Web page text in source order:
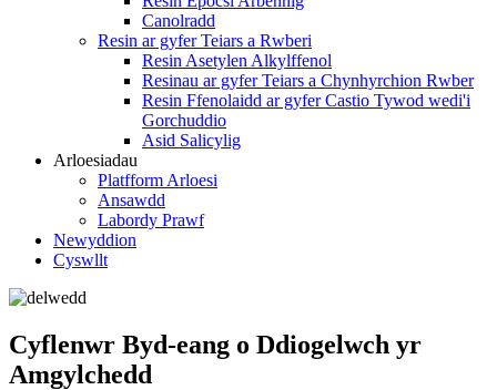
Canolradd
Resin ar gyfer Teiars a Rwberi
Resin Asetylen Alkylffenol
Resinau ar gyfer Teiars a Chynhyrchion Rwber
Resin Ffenolaidd ar gyfer Castio Tywod wedi'i
Gorchuddio
Asid Salicylig
Arloesiadau
Platfform Arloesi
Ansawdd
Labordy Prawf
Newyddion
Cyswllt
Cyflenwr Byd-eang o Ddiogelwch yr
Amgylchedd